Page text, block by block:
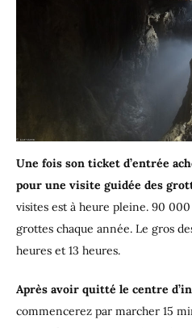
Une fois son ticket d’entrée
pour une visite guidée des
visites est à heure pleine. 90
grottes chaque année. Le gros
heures et 13 heures.
Après avoir quitté le centre
commencerez par marcher 15